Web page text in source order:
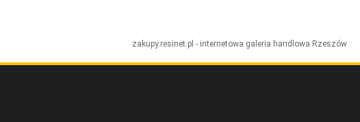
zakupy.resinet.pl - internetowa galeria handlowa Rzeszów